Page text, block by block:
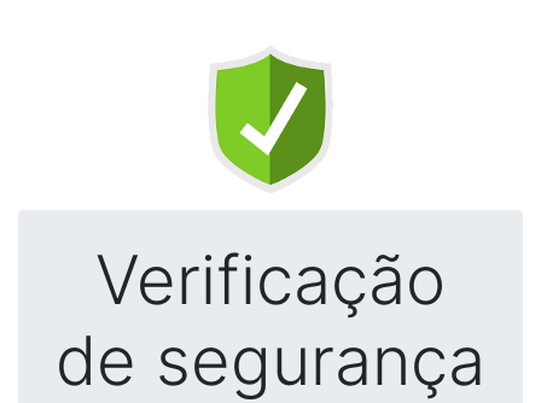
Verificação
de segurança